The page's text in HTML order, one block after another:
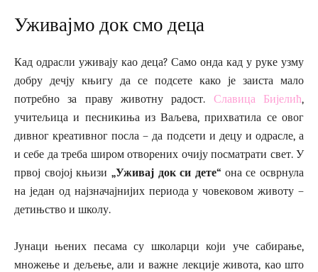
Уживајмо док смо деца
Кад одрасли уживају као деца? Само онда кад у руке узму
добру дечју књигу да се подсете како је заиста мало
потребно за праву животну радост. Славица Бијелић,
учитељица и песникиња из Ваљева, прихватила се овог
дивног креативног посла – да подсети и децу и одрасле, а
и себе да треба широм отворених очију посматрати свет. У
првој својој књизи „Уживај док си дете“ она се осврнула
на један од најзначајнијих периода у човековом животу –
детињство и школу.
Јунаци њених песама су школарци који уче сабирање,
множење и дељење, али и важне лекције живота, као што